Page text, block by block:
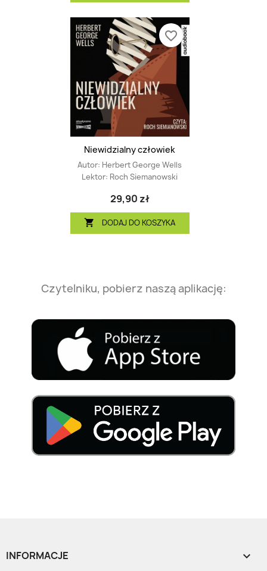
Niewidzialny człowiek
Autor: Herbert George Wells
Lektor: Roch Siemanowski
29,90 zł
 DODAJ DO KOSZYKA
favorite_border
Czytelniku, pobierz naszą aplikację:
INFORMACJE 